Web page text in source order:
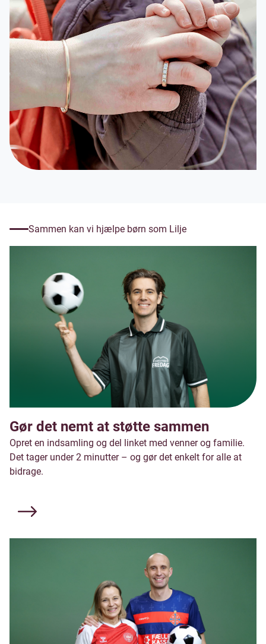
Sammen kan vi hjælpe børn som Lilje
Gør det nemt at støtte sammen
Opret en indsamling og del linket med venner og familie.
Det tager under 2 minutter – og gør det enkelt for alle at
bidrage.